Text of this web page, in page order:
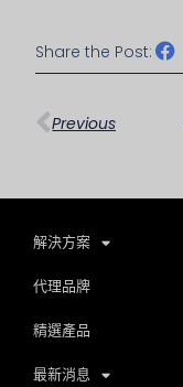
Share the Post:
上一頁
Previous
解決方案
代理品牌
精選產品
最新消息